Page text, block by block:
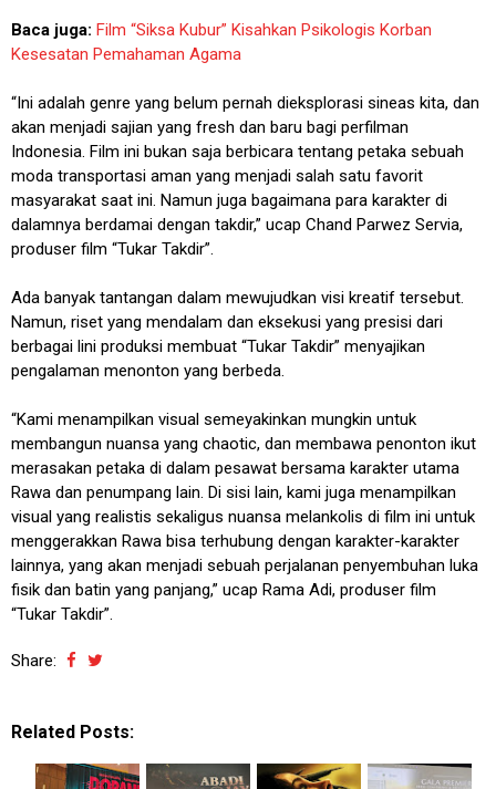
Baca juga: Film “Siksa Kubur” Kisahkan Psikologis Korban
Kesesatan Pemahaman Agama
“Ini adalah genre yang belum pernah dieksplorasi sineas kita, dan
akan menjadi sajian yang fresh dan baru bagi perfilman
Indonesia. Film ini bukan saja berbicara tentang petaka sebuah
moda transportasi aman yang menjadi salah satu favorit
masyarakat saat ini. Namun juga bagaimana para karakter di
dalamnya berdamai dengan takdir,” ucap Chand Parwez Servia,
produser film “Tukar Takdir”.
Ada banyak tantangan dalam mewujudkan visi kreatif tersebut.
Namun, riset yang mendalam dan eksekusi yang presisi dari
berbagai lini produksi membuat “Tukar Takdir” menyajikan
pengalaman menonton yang berbeda.
“Kami menampilkan visual semeyakinkan mungkin untuk
membangun nuansa yang chaotic, dan membawa penonton ikut
merasakan petaka di dalam pesawat bersama karakter utama
Rawa dan penumpang lain. Di sisi lain, kami juga menampilkan
visual yang realistis sekaligus nuansa melankolis di film ini untuk
menggerakkan Rawa bisa terhubung dengan karakter-karakter
lainnya, yang akan menjadi sebuah perjalanan penyembuhan luka
fisik dan batin yang panjang,” ucap Rama Adi, produser film
“Tukar Takdir”.
Share:
Related Posts: